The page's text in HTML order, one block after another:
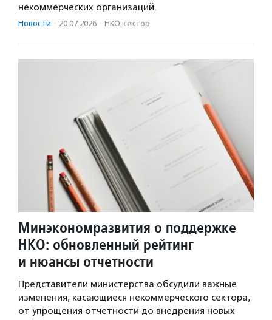
некоммерческих организаций.
Новости · 20.07.2026 · НКО-сектор
Минэкономразвития о поддержке
НКО: обновленный рейтинг
и нюансы отчетности
Представители министерства обсудили важные
изменения, касающиеся некоммерческого сектора,
от упрощения отчетности до внедрения новых